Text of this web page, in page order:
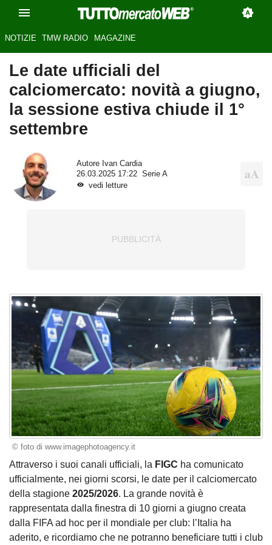
NOTIZIE TMW RADIO MAGAZINE
Le date ufficiali del
calciomercato: novità a giugno,
la sessione estiva chiude il 1°
settembre
Autore Ivan Cardia
26.03.2025 17:22
Serie A
vedi letture
© foto di www.imagephotoagency.it
Attraverso i suoi canali ufficiali, la FIGC ha comunicato
ufficialmente, nei giorni scorsi, le date per il calciomercato
della stagione 2025/2026. La grande novità è
rappresentata dalla finestra di 10 giorni a giugno creata
dalla FIFA ad hoc per il mondiale per club: l’Italia ha
aderito, e ricordiamo che ne potranno beneficiare tutti i club